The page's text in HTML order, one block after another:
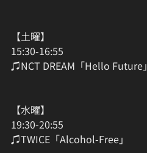
【土曜】
15:30-16:55
♫NCT DREAM「Hello Future」
【水曜】
19:30-20:55
♫TWICE「Alcohol-Free」